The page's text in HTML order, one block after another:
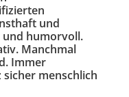
und
und humorvoll.
Manchmal
Immer
menschlich